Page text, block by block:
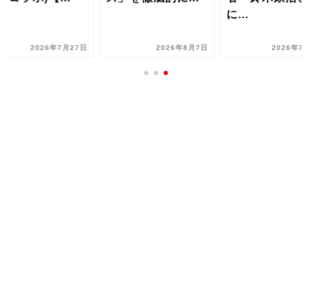
2026年7月27日 2026年8月7日
に...
2026年7